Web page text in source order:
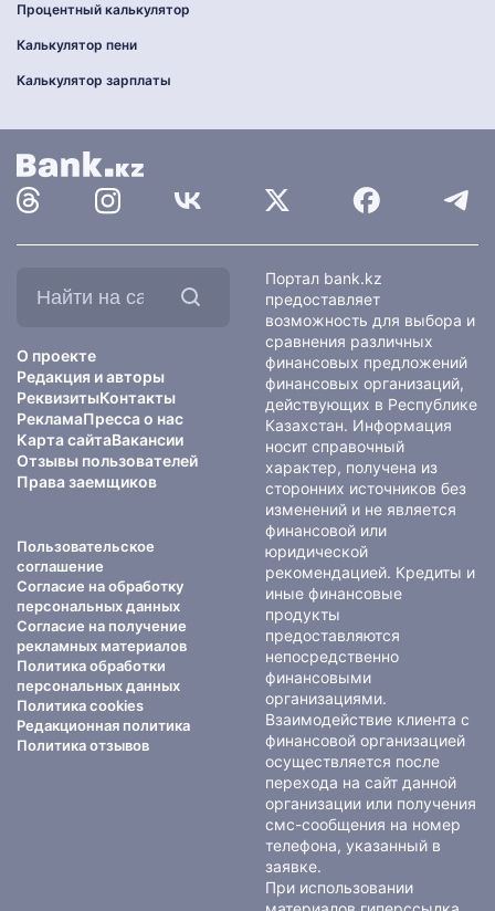
Процентный калькулятор
Калькулятор пени
Калькулятор зарплаты
О проекте
Редакция и авторы
РеквизитыКонтакты
РекламаПресса о нас
Карта сайтаВакансии
Отзывы пользователей
Права заемщиков
Пользовательское
соглашение
Согласие на обработку
персональных данных
Согласие на получение
рекламных материалов
Политика обработки
персональных данных
Политика cookies
Редакционная политика
Политика отзывов
Портал bank.kz
предоставляет
возможность для выбора и
сравнения различных
финансовых предложений
финансовых организаций,
действующих в Республике
Казахстан. Информация
носит справочный
характер, получена из
сторонних источников без
изменений и не является
финансовой или
юридической
рекомендацией. Кредиты и
иные финансовые
продукты
предоставляются
непосредственно
финансовыми
организациями.
Взаимодействие клиента с
финансовой организацией
осуществляется после
перехода на сайт данной
организации или получения
смс-сообщения на номер
телефона, указанный в
заявке.
При использовании